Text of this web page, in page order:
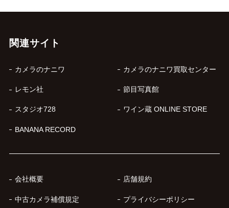
関連サイト
カメラのナニワ カメラのナニワ買取センター
レモン社 節目写真館
スタジオ728 ワイン蔵 ONLINE STORE
BANANA RECORD
会社概要 店舗規約
中古カメラ補償規定 プライバシーポリシー